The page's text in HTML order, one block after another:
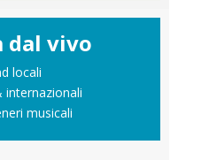
dal vivo
locali
internazionali
musicali